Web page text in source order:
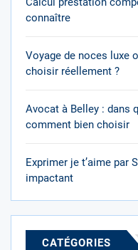
connaître
Voyage de noces luxe
choisir réellement ?
Avocat à Belley : dans
comment bien choisir
Exprimer je t’aime par
impactant
CATÉGORIES